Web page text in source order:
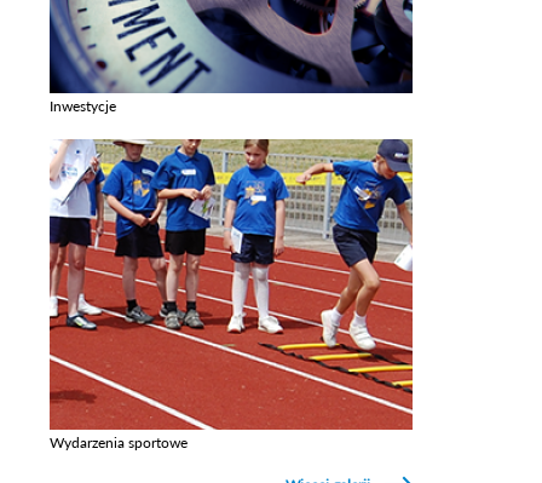
Inwestycje
Wydarzenia sportowe